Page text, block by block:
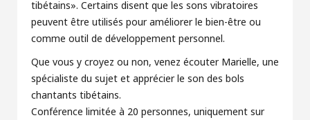
tibétains». Certains disent que les sons vibratoires
peuvent être utilisés pour améliorer le bien-être ou
comme outil de développement personnel.
Que vous y croyez ou non, venez écouter Marielle, une
spécialiste du sujet et apprécier le son des bols
chantants tibétains.
Conférence limitée à 20 personnes, uniquement sur